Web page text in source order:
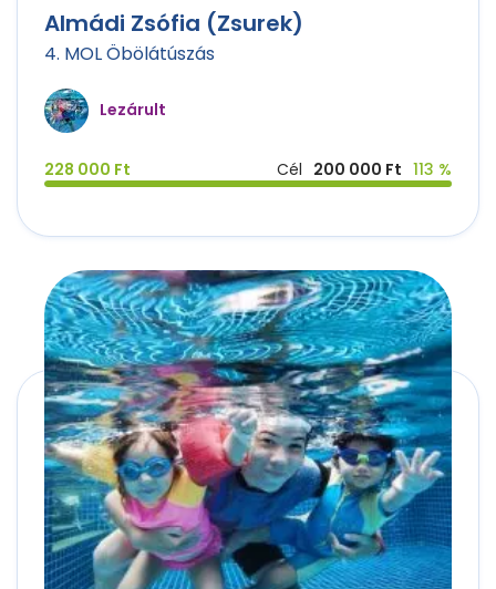
Almádi Zsófia (Zsurek)
4. MOL Öbölátúszás
Lezárult
228 000 Ft Cél 200 000 Ft 113 %